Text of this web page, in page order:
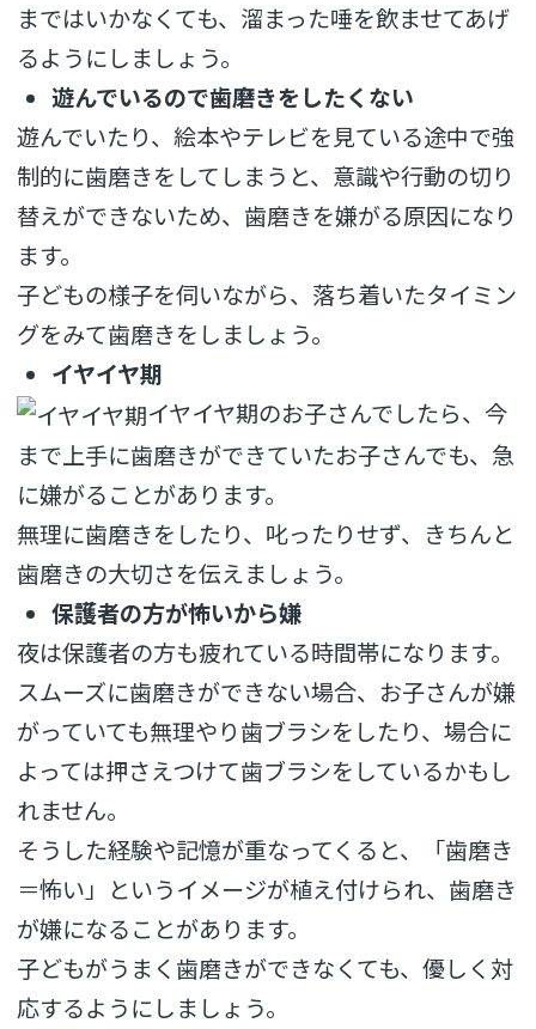
まではいかなくても、溜まった唾を飲ませてあげ
るようにしましょう。
遊んでいるので歯磨きをしたくない
遊んでいたり、絵本やテレビを見ている途中で強
制的に歯磨きをしてしまうと、意識や行動の切り
替えができないため、歯磨きを嫌がる原因になり
ます。
子どもの様子を伺いながら、落ち着いたタイミン
グをみて歯磨きをしましょう。
イヤイヤ期
イヤイヤ期のお子さんでしたら、今
まで上手に歯磨きができていたお子さんでも、急
に嫌がることがあります。
無理に歯磨きをしたり、叱ったりせず、きちんと
歯磨きの大切さを伝えましょう。
保護者の方が怖いから嫌
夜は保護者の方も疲れている時間帯になります。
スムーズに歯磨きができない場合、お子さんが嫌
がっていても無理やり歯ブラシをしたり、場合に
よっては押さえつけて歯ブラシをしているかもし
れません。
そうした経験や記憶が重なってくると、「歯磨き
＝怖い」というイメージが植え付けられ、歯磨き
が嫌になることがあります。
子どもがうまく歯磨きができなくても、優しく対
応するようにしましょう。